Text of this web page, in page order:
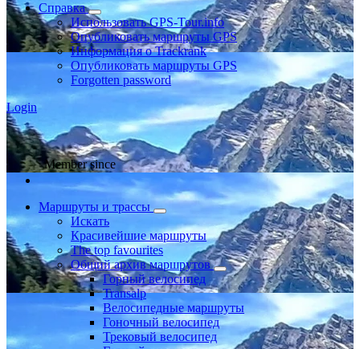
Справка
Использовать GPS-Tour.info
Опубликовать маршруты GPS
Информация о Trackrank
Опубликовать маршруты GPS
Forgotten password
Login
Member since
Маршруты и трассы
Искать
Красивейшие маршруты
The top favourites
Общий архив маршрутов
Горный велосипед
Transalp
Велосипедные маршруты
Гоночный велосипед
Трековый велосипед